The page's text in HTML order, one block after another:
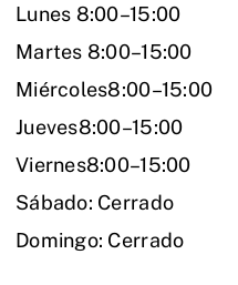
Lunes 8:00–15:00
Martes 8:00–15:00
Miércoles8:00–15:00
Jueves8:00–15:00
Viernes8:00–15:00
Sábado: Cerrado
Domingo: Cerrado